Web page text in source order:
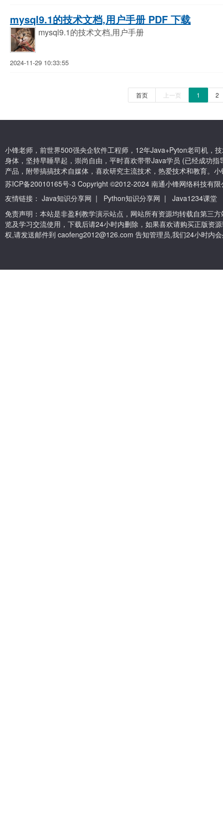
mysql9.1的技术文档,用户手册 PDF 下载
mysql9.1的技术文档,用户手册
2024-11-29 10:33:55
首页 上一页 1 2
小锋老师，前世界500强央企软件工程师，12年Java+Pyton老司机，
身体，坚持早睡早起，崇尚自由，平时喜欢带带Java学员 (已经成功
产品，附带搞搞技术自媒体，喜欢研究主流技术，热爱技术和教育。
苏ICP备20010165号-3 Copyright ©2012-2024 南通小锋网络科技有限
友情链接： Java知识分享网 | Python知识分享网 |
Java1234课堂
免责声明：本站是非盈利教学演示站点，网站所有资源均转载自第三
览及学习交流使用，下载后请24小时内删除，如果喜欢请购买正版资
权,请发送邮件到 caofeng2012@126.com 告知管理员,我们24小时内